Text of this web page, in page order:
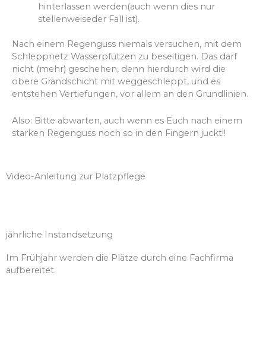
hinterlassen werden(auch wenn dies nur
stellenweiseder Fall ist).
Nach einem Regenguss niemals versuchen, mit dem
Schleppnetz Wasserpfützen zu beseitigen. Das darf
nicht (mehr) geschehen, denn hierdurch wird die
obere Grandschicht mit weggeschleppt, und es
entstehen Vertiefungen, vor allem an den Grundlinien.
Also: Bitte abwarten, auch wenn es Euch nach einem
starken Regenguss noch so in den Fingern juckt!!
Video-Anleitung zur Platzpflege
jährliche Instandsetzung
Im Frühjahr werden die Plätze durch eine Fachfirma
aufbereitet.